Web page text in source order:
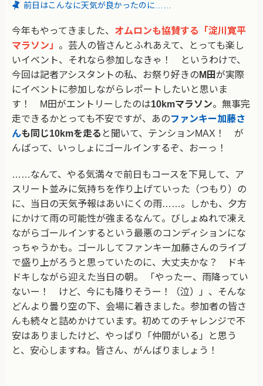
前日はこんなに天気が良かったのに……
今年もやってきました、 オムロンも協賛する「淀川寛平
マラソン」 。芸人の皆さんとふれあえて、とっても楽し
いイベント、それなら参加しなきゃ！ というわけで、
今回は記者アシスタントの私、お祭り好きの M田が実際
にイベントに参加しながらレポートしたいと思いま
す！ M田がエントリーしたのは10kmマラソン。無事完
走できるかとっても不安ですが、あのファンキー加藤さ
んも同じ10kmを走る と聞いて、テンションMAX！ が
んばって、いっしょにゴールインするぞ、おーっ！
……なんて、やる気満々で前日もコースを下見して、ア
スリート並みに気持ちを作り上げていった（つもり）の
に、当日の天気予報はあいにくの雨……。しかも、夕方
にかけて雨の可能性が強まるなんて。びしょぬれで凍え
ながらゴールインするという最悪のコンディションにな
っちゃうかも。ゴールしてファンキー加藤さんのライブ
で盛り上がろうと思っていたのに、大丈夫かな？ ドキ
ドキしながら迎えた当日の朝。 「やったー、雨降ってい
ないー！ けど、今にも降りそうー！（泣）」、そんな
どんより曇り空の下、会場に着きました。参加者の皆さ
んも続々と詰めかけています。初めてのチャレンジで不
安はありましたけど、やっぱり「仲間がいる」と思う
と、安心しますね。皆さん、がんばりましょう！